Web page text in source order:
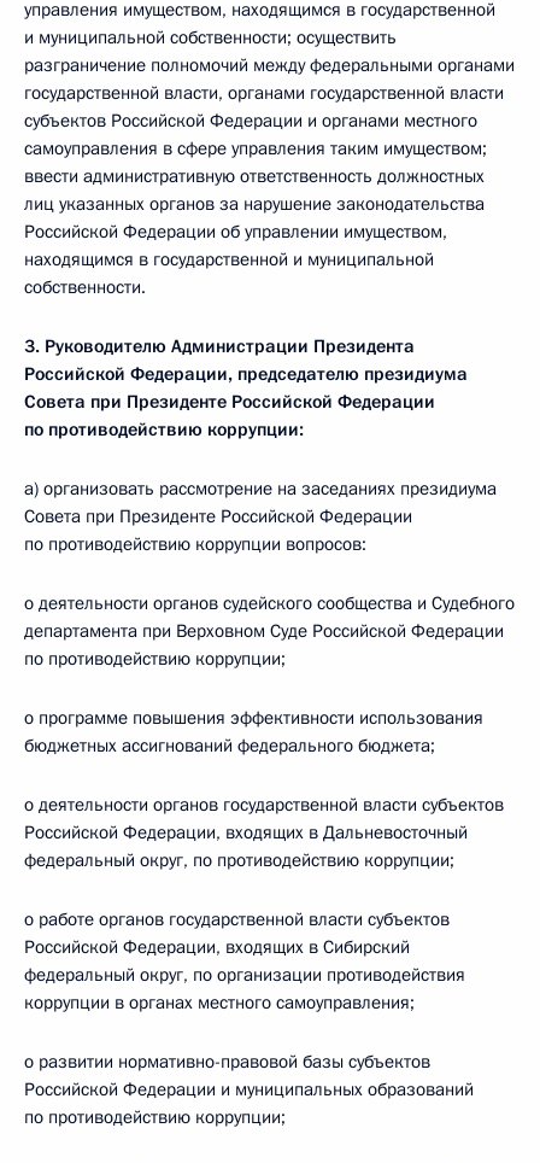
управления имуществом, находящимся в государственной
и муниципальной собственности; осуществить
разграничение полномочий между федеральными органами
государственной власти, органами государственной власти
субъектов Российской Федерации и органами местного
самоуправления в сфере управления таким имуществом;
ввести административную ответственность должностных
лиц указанных органов за нарушение законодательства
Российской Федерации об управлении имуществом,
находящимся в государственной и муниципальной
собственности.
3. Руководителю Администрации Президента
Российской Федерации, председателю президиума
Совета при Президенте Российской Федерации
по противодействию коррупции:
а) организовать рассмотрение на заседаниях президиума
Совета при Президенте Российской Федерации
по противодействию коррупции вопросов:
о деятельности органов судейского сообщества и Судебного
департамента при Верховном Суде Российской Федерации
по противодействию коррупции;
о программе повышения эффективности использования
бюджетных ассигнований федерального бюджета;
о деятельности органов государственной власти субъектов
Российской Федерации, входящих в Дальневосточный
федеральный округ, по противодействию коррупции;
о работе органов государственной власти субъектов
Российской Федерации, входящих в Сибирский
федеральный округ, по организации противодействия
коррупции в органах местного самоуправления;
о развитии нормативно-правовой базы субъектов
Российской Федерации и муниципальных образований
по противодействию коррупции;